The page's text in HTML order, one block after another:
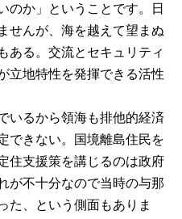
のか」ということです。日
せんが、海を越えて望まぬ
ある。交流とセキュリティ
立地特性を発揮できる活性
いるから領海も排他的経済
できない。国境離島住民を
住支援策を講じるのは政府
が不十分なので当時の与那
た、という側面もありま